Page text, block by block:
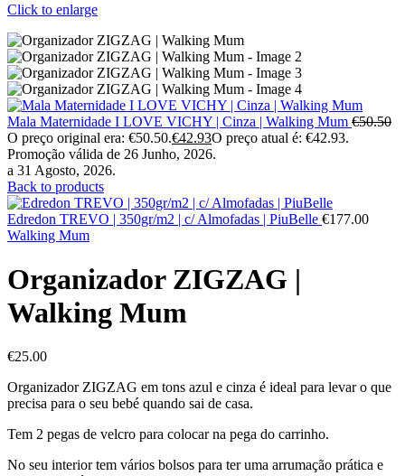
Click to enlarge
Mala Maternidade I LOVE VICHY | Cinza | Walking Mum €50.50
O preço original era: €50.50.€42.93O preço atual é: €42.93.
Promoção válida de 26 Junho, 2026.
a 31 Agosto, 2026.
Back to products
Edredon TREVO | 350gr/m2 | c/ Almofadas | PiuBelle €177.00
Walking Mum
Organizador ZIGZAG |
Walking Mum
€25.00
Organizador ZIGZAG em tons azul e cinza é ideal para levar o que
precisa para o seu bebé quando sai de casa.
Tem 2 pegas de velcro para colocar na pega do carrinho.
No seu interior tem vários bolsos para ter uma arrumação prática e